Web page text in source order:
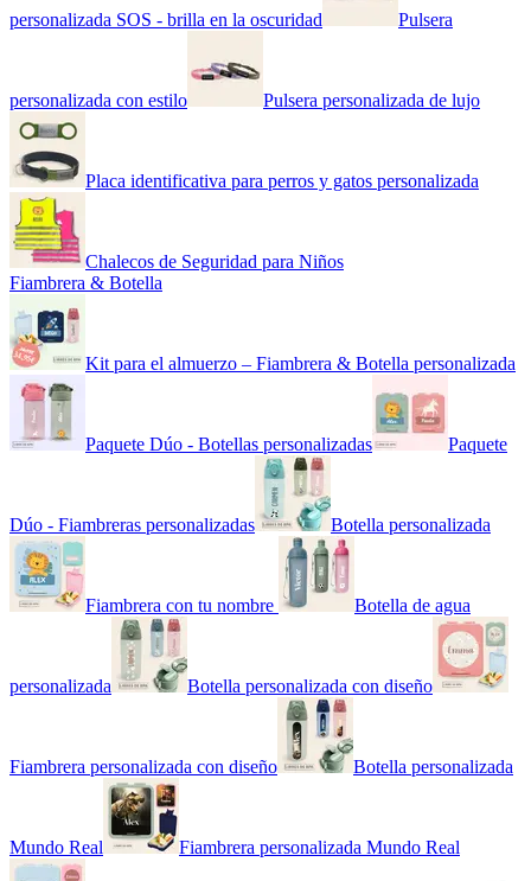
personalizada SOS - brilla en la oscuridad Pulsera
personalizada con estilo Pulsera personalizada de lujo
Placa identificativa para perros y gatos personalizada
Chalecos de Seguridad para Niños
Fiambrera & Botella
Kit para el almuerzo – Fiambrera & Botella personalizada
Paquete Dúo - Botellas personalizadas Paquete
Dúo - Fiambreras personalizadas Botella personalizada
Fiambrera con tu nombre Botella de agua
personalizada Botella personalizada con diseño
Fiambrera personalizada con diseño Botella personalizada
Mundo Real Fiambrera personalizada Mundo Real